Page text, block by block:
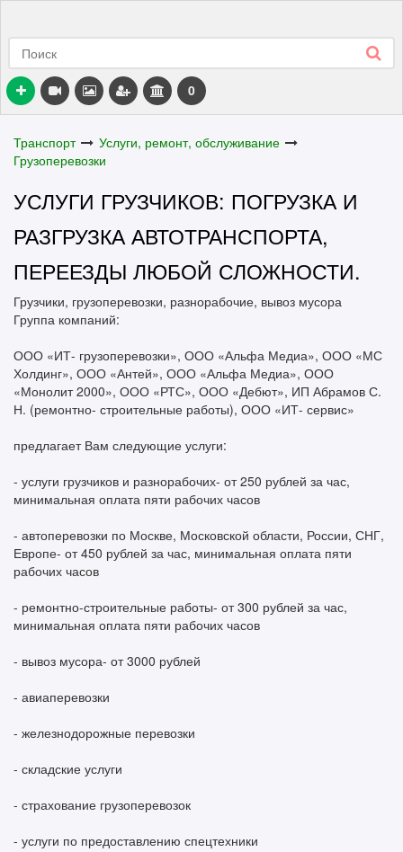
0
Транспорт
Услуги, ремонт, обслуживание
Грузоперевозки
УСЛУГИ ГРУЗЧИКОВ: ПОГРУЗКА И
РАЗГРУЗКА АВТОТРАНСПОРТА,
ПЕРЕЕЗДЫ ЛЮБОЙ СЛОЖНОСТИ.
Грузчики, грузоперевозки, разнорабочие, вывоз мусора
Группа компаний:
ООО «ИТ- грузоперевозки», ООО «Альфа Медиа», ООО «МС
Холдинг», ООО «Антей», ООО «Альфа Медиа», ООО
«Монолит 2000», ООО «РТС», ООО «Дебют», ИП Абрамов С.
Н. (ремонтно- строительные работы), ООО «ИТ- сервис»
предлагает Вам следующие услуги:
- услуги грузчиков и разнорабочих- от 250 рублей за час,
минимальная оплата пяти рабочих часов
- автоперевозки по Москве, Московской области, России, СНГ,
Европе- от 450 рублей за час, минимальная оплата пяти
рабочих часов
- ремонтно-строительные работы- от 300 рублей за час,
минимальная оплата пяти рабочих часов
- вывоз мусора- от 3000 рублей
- авиаперевозки
- железнодорожные перевозки
- складские услуги
- страхование грузоперевозок
- услуги по предоставлению спецтехники